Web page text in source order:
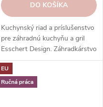
DO KOŠÍKA
Kuchynský riad a príslušenstvo
pre záhradnú kuchyňu a gril
Esschert Design. Záhradkárstvo
s prírodnou inšpiráciou.
Kvalitné a odolné materiály.
Štýlový a funkčný dizajn.
EU
Ručná práca